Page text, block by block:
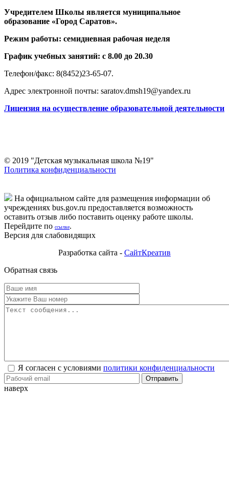
Учредителем Школы является муниципальное
образование «Город Саратов».
Режим работы: семидневная рабочая неделя
График учебных занятий: с 8.00 до 20.30
Телефон/факс: 8(8452)23-65-07.
Адрес электронной почты: saratov.dmsh19@yandex.ru
Лицензия на осуществление образовательной деятельности
© 2019 "Детская музыкальная школа №19"
Политика конфиденциальности
На официальном сайте для размещения информации об
учреждениях bus.gov.ru предоставляется возможность
оставить отзыв либо поставить оценку работе школы.
Перейдите по ссылке.
Версия для слабовидящих
Разработка сайта - СайтКреатив
Обратная связь
Я согласен с условиями политики конфиденциальности
Отправить
наверх